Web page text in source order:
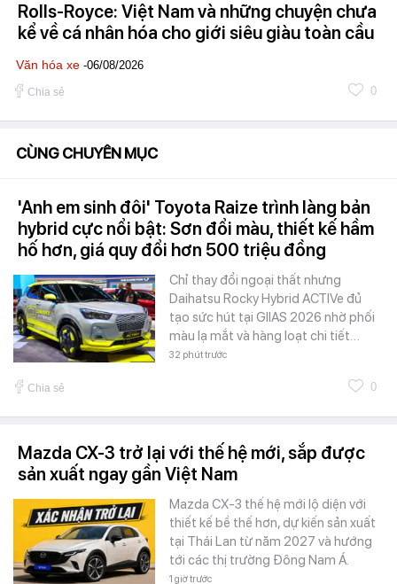
Rolls-Royce: Việt Nam và những chuyện chưa
kể về cá nhân hóa cho giới siêu giàu toàn cầu
Văn hóa xe -06/08/2026
Chia sẻ 0
CÙNG CHUYÊN MỤC
'Anh em sinh đôi' Toyota Raize trình làng bản
hybrid cực nổi bật: Sơn đổi màu, thiết kế hầm
hố hơn, giá quy đổi hơn 500 triệu đồng
Chỉ thay đổi ngoại thất nhưng
Daihatsu Rocky Hybrid ACTIVe đủ
tạo sức hút tại GIIAS 2026 nhờ phối
màu lạ mắt và hàng loạt chi tiết…
32 phút trước
Chia sẻ 0
Mazda CX-3 trở lại với thế hệ mới, sắp được
sản xuất ngay gần Việt Nam
Mazda CX-3 thế hệ mới lộ diện với
thiết kế bề thế hơn, dự kiến sản xuất
tại Thái Lan từ năm 2027 và hướng
tới các thị trường Đông Nam Á.
1 giờ trước